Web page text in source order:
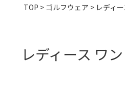
TOP > ゴルフウェア > レディ
レディース ワ